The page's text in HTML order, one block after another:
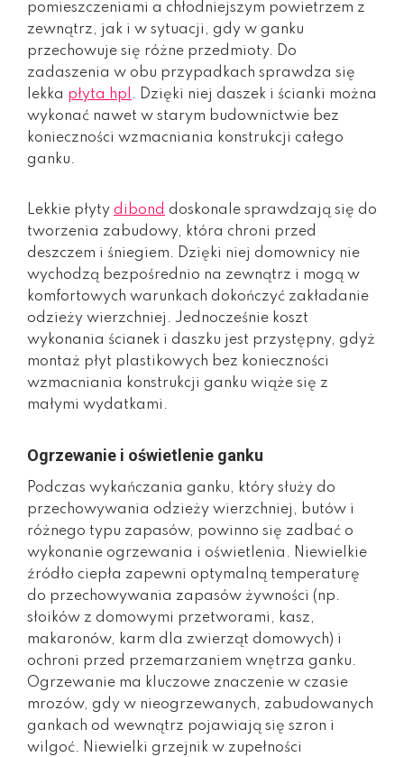
pomieszczeniami a chłodniejszym powietrzem z
zewnątrz, jak i w sytuacji, gdy w ganku
przechowuje się różne przedmioty. Do
zadaszenia w obu przypadkach sprawdza się
lekka płyta hpl . Dzięki niej daszek i ścianki można
wykonać nawet w starym budownictwie bez
konieczności wzmacniania konstrukcji całego
ganku.
Lekkie płyty dibond doskonale sprawdzają się do
tworzenia zabudowy, która chroni przed
deszczem i śniegiem. Dzięki niej domownicy nie
wychodzą bezpośrednio na zewnątrz i mogą w
komfortowych warunkach dokończyć zakładanie
odzieży wierzchniej. Jednocześnie koszt
wykonania ścianek i daszku jest przystępny, gdyż
montaż płyt plastikowych bez konieczności
wzmacniania konstrukcji ganku wiąże się z
małymi wydatkami.
Ogrzewanie i oświetlenie ganku
Podczas wykańczania ganku, który służy do
przechowywania odzieży wierzchniej, butów i
różnego typu zapasów, powinno się zadbać o
wykonanie ogrzewania i oświetlenia. Niewielkie
źródło ciepła zapewni optymalną temperaturę
do przechowywania zapasów żywności (np.
słoików z domowymi przetworami, kasz,
makaronów, karm dla zwierząt domowych) i
ochroni przed przemarzaniem wnętrza ganku.
Ogrzewanie ma kluczowe znaczenie w czasie
mrozów, gdy w nieogrzewanych, zabudowanych
gankach od wewnątrz pojawiają się szron i
wilgoć. Niewielki grzejnik w zupełności